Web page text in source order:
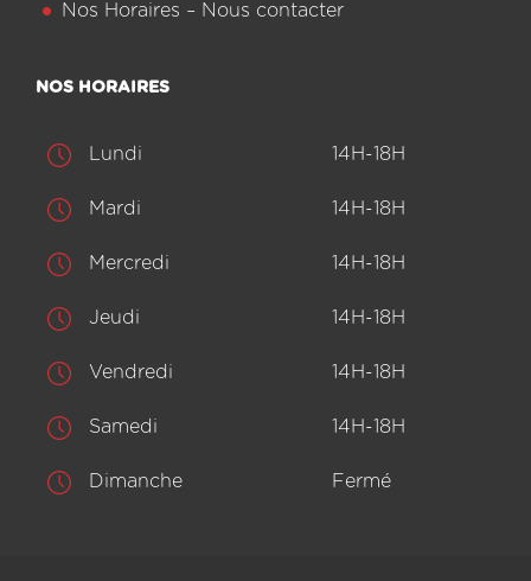
Nos Horaires – Nous contacter
NOS HORAIRES
Lundi 14H-18H
Mardi 14H-18H
Mercredi 14H-18H
Jeudi 14H-18H
Vendredi 14H-18H
Samedi 14H-18H
Dimanche Fermé